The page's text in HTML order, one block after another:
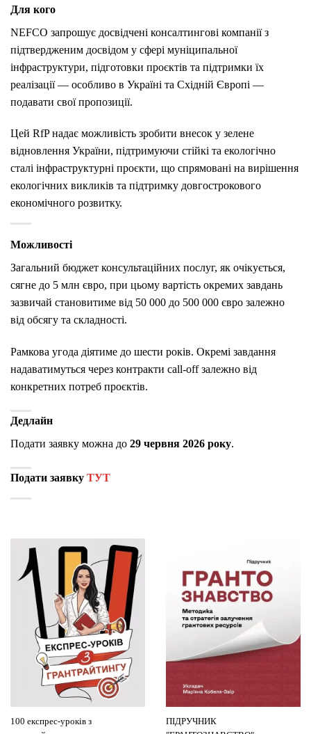
Для кого
NEFCO запрошує досвідчені консалтингові компанії з
підтвердженим досвідом у сфері муніципальної
інфраструктури, підготовки проєктів та підтримки їх
реалізації — особливо в Україні та Східній Європі —
подавати свої пропозиції.
Цей RfP надає можливість зробити внесок у зелене
відновлення України, підтримуючи стійкі та екологічно
сталі інфраструктурні проєкти, що спрямовані на вирішення
екологічних викликів та підтримку довгострокового
економічного розвитку.
Можливості
Загальний бюджет консультаційних послуг, як очікується,
сягне до 5 млн євро, при цьому вартість окремих завдань
зазвичай становитиме від 50 000 до 500 000 євро залежно
від обсягу та складності.
Рамкова угода діятиме до шести років. Окремі завдання
надаватимуться через контракти call-off залежно від
конкретних потреб проєктів.
Дедлайн
Подати заявку можна до 29 червня 2026 року.
Подати заявку ТУТ
100 експрес-уроків з
ПІДРУЧНИК